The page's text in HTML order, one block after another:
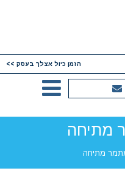
הזמן כיול אצלך בעסק >>
מתיחה
מתיחה